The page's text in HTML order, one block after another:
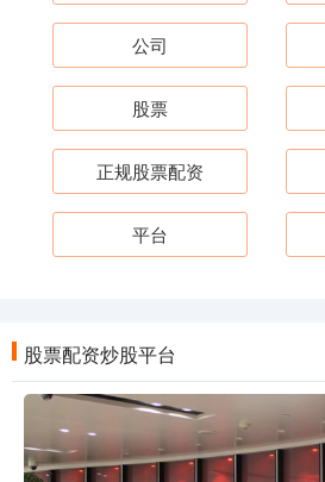
公司
股票
正规股票配资
平台
股票配资炒股平台